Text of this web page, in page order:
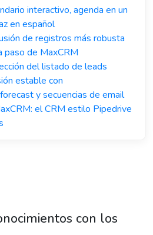
interactivo, agenda en un
en español
de registros más robusta
paso de MaxCRM
del listado de leads
estable con
y secuencias de email
el CRM estilo Pipedrive
con los